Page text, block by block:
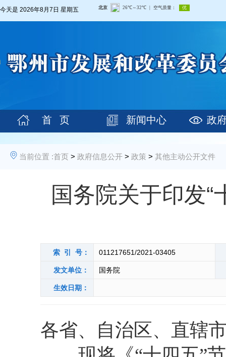
今天是 2026年8月7日 星期五
首 页 新闻中心 政
当前位置 :首页 > 政府信息公开 > 政策 > 其他主动公开文件
国务院关于印发
索 引 号： 011217651/2021-03405
发文单位： 国务院
生效日期：
各省、自治区、直辖